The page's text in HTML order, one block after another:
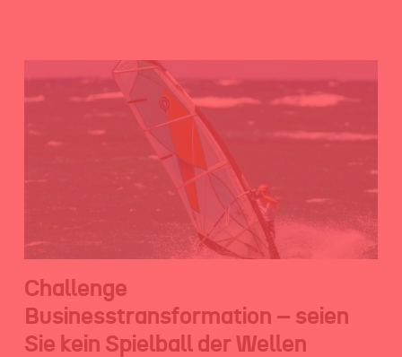
Challenge
Businesstransformation – seien
Sie kein Spielball der Wellen